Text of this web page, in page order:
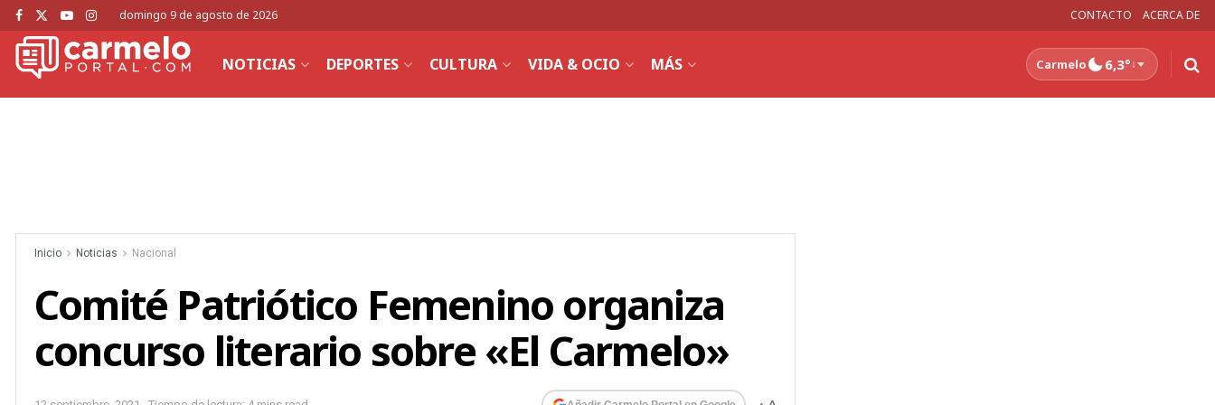
domingo 9 de agosto de 2026 CONTACTO ACERCA DE
NOTICIAS DEPORTES CULTURA VIDA & OCIO MÁS Carmelo 6,3°↓
Inicio Noticias Nacional
Comité Patriótico Femenino organiza
concurso literario sobre «El Carmelo»